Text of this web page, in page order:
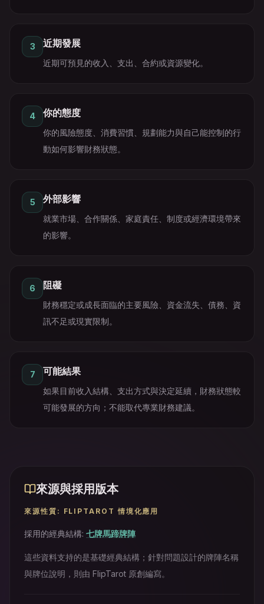
3 近期發展
近期可預見的收入、支出、合約或資源變化。
4 你的態度
你的風險態度、消費習慣、規劃能力與自己能控制的行
動如何影響財務狀態。
5 外部影響
就業市場、合作關係、家庭責任、制度或經濟環境帶來
的影響。
6 阻礙
財務穩定或成長面臨的主要風險、資金流失、債務、資
訊不足或現實限制。
7 可能結果
如果目前收入結構、支出方式與決定延續，財務狀態較
可能發展的方向；不能取代專業財務建議。
來源與採用版本
來源性質 : FLIPTAROT 情境化應用
採用的經典結構: 七牌馬蹄牌陣
這些資料支持的是基礎經典結構；針對問題設計的牌陣名稱
與牌位說明，則由 FlipTarot 原創編寫。